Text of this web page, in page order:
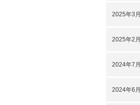
2025年3月
2025年2月
2024年7月
2024年6月